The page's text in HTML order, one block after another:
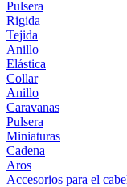
Pulsera
Rigida
Tejida
Anillo
Elástica
Collar
Anillo
Caravanas
Pulsera
Miniaturas
Cadena
Aros
Accesorios para el